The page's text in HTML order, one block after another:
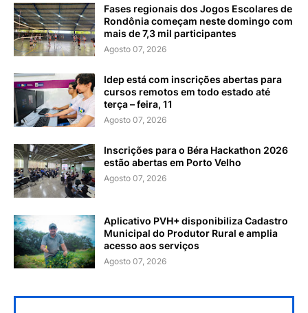
Fases regionais dos Jogos Escolares de
Rondônia começam neste domingo com
mais de 7,3 mil participantes
Agosto 07, 2026
Idep está com inscrições abertas para
cursos remotos em todo estado até
terça – feira, 11
Agosto 07, 2026
Inscrições para o Béra Hackathon 2026
estão abertas em Porto Velho
Agosto 07, 2026
Aplicativo PVH+ disponibiliza Cadastro
Municipal do Produtor Rural e amplia
acesso aos serviços
Agosto 07, 2026